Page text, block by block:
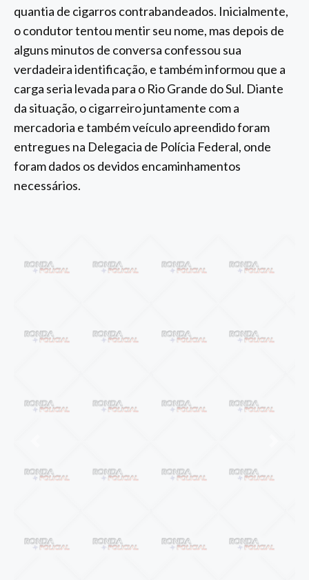
quantia de cigarros contrabandeados. Inicialmente,
o condutor tentou mentir seu nome, mas depois de
alguns minutos de conversa confessou sua
verdadeira identificação, e também informou que a
carga seria levada para o Rio Grande do Sul. Diante
da situação, o cigarreiro juntamente com a
mercadoria e também veículo apreendido foram
entregues na Delegacia de Polícia Federal, onde
foram dados os devidos encaminhamentos
necessários.